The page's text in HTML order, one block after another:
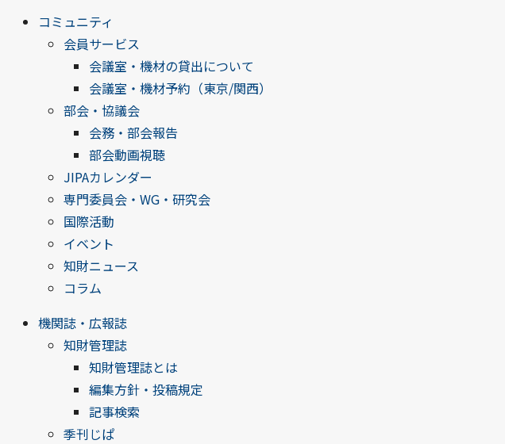
コミュニティ
会員サービス
会議室・機材の貸出について
会議室・機材予約（東京/関西）
部会・協議会
会務・部会報告
部会動画視聴
JIPAカレンダー
専門委員会・WG・研究会
国際活動
イベント
知財ニュース
コラム
機関誌・広報誌
知財管理誌
知財管理誌とは
編集方針・投稿規定
記事検索
季刊じぱ